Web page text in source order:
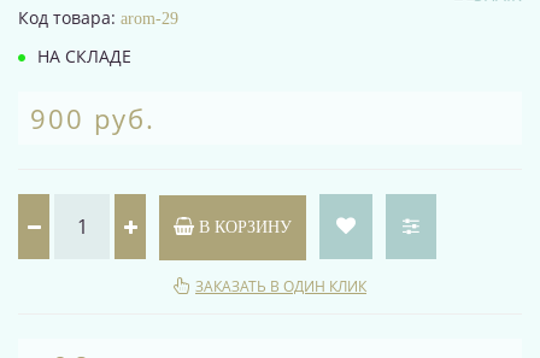
Код товара: arom-29
НА СКЛАДЕ
900 руб.
В КОРЗИНУ
ЗАКАЗАТЬ В ОДИН КЛИК